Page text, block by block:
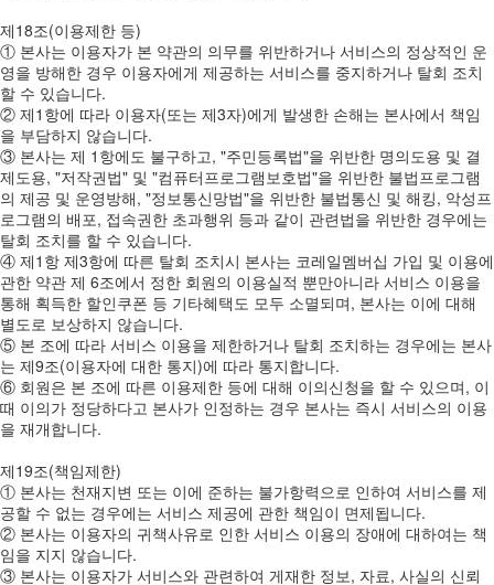
제18조(이용제한 등)
① 본사는 이용자가 본 약관의 의무를 위반하거나 서비스의 정상적인 운
영을 방해한 경우 이용자에게 제공하는 서비스를 중지하거나 탈회 조치
할 수 있습니다.
② 제1항에 따라 이용자(또는 제3자)에게 발생한 손해는 본사에서 책임
을 부담하지 않습니다.
③ 본사는 제 1항에도 불구하고, "주민등록법"을 위반한 명의도용 및 결
제도용, "저작권법" 및 "컴퓨터프로그램보호법"을 위반한 불법프로그램
의 제공 및 운영방해, "정보통신망법"을 위반한 불법통신 및 해킹, 악성프
로그램의 배포, 접속권한 초과행위 등과 같이 관련법을 위반한 경우에는
탈회 조치를 할 수 있습니다.
④ 제1항 제3항에 따른 탈회 조치시 본사는 코레일멤버십 가입 및 이용에
관한 약관 제 6조에서 정한 회원의 이용실적 뿐만아니라 서비스 이용을
통해 획득한 할인쿠폰 등 기타혜택도 모두 소멸되며, 본사는 이에 대해
별도로 보상하지 않습니다.
⑤ 본 조에 따라 서비스 이용을 제한하거나 탈회 조치하는 경우에는 본사
는 제9조(이용자에 대한 통지)에 따라 통지합니다.
⑥ 회원은 본 조에 따른 이용제한 등에 대해 이의신청을 할 수 있으며, 이
때 이의가 정당하다고 본사가 인정하는 경우 본사는 즉시 서비스의 이용
을 재개합니다.
제19조(책임제한)
① 본사는 천재지변 또는 이에 준하는 불가항력으로 인하여 서비스를 제
공할 수 없는 경우에는 서비스 제공에 관한 책임이 면제됩니다.
② 본사는 이용자의 귀책사유로 인한 서비스 이용의 장애에 대하여는 책
임을 지지 않습니다.
③ 본사는 이용자가 서비스와 관련하여 게재한 정보, 자료, 사실의 신뢰